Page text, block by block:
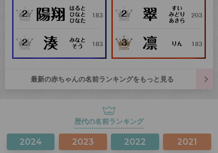
最新の赤ちゃんの名前ランキングをもっと見る
歴代の名前ランキング
2024 2023 2022 2021